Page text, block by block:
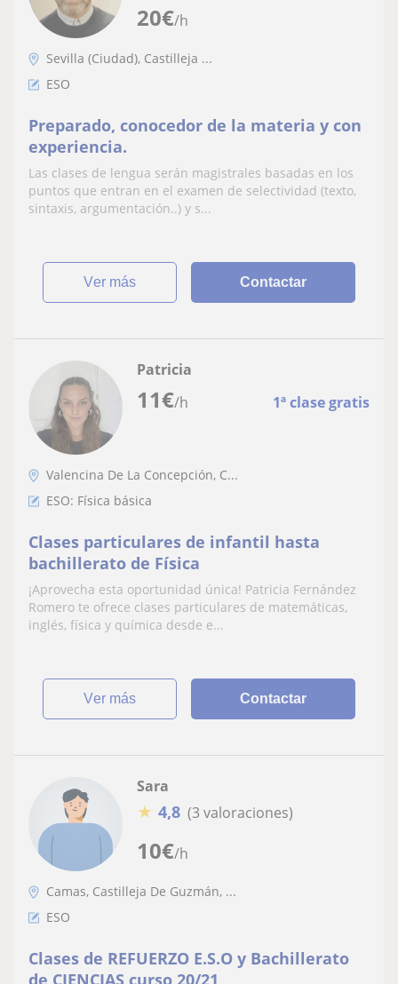
20€/h
Sevilla (Ciudad), Castilleja ...
ESO
Preparado, conocedor de la materia y con
experiencia.
Las clases de lengua serán magistrales basadas en los
puntos que entran en el examen de selectividad (texto,
sintaxis, argumentación..) y s...
ver más Contactar
11€/h 1ª clase gratis
Patricia
Valencina De La Concepción, C...
ESO: Física básica
Clases particulares de infantil hasta
bachillerato de Física
¡Aprovecha esta oportunidad única! Patricia Fernández
Romero te ofrece clases particulares de matemáticas,
inglés, física y química desde e...
ver más Contactar
10€/h
Sara
★ 4,8 (3 valoraciones)
Camas, Castilleja De Guzmán, ...
ESO
Clases de REFUERZO E.S.O y Bachillerato
de CIENCIAS curso 20/21